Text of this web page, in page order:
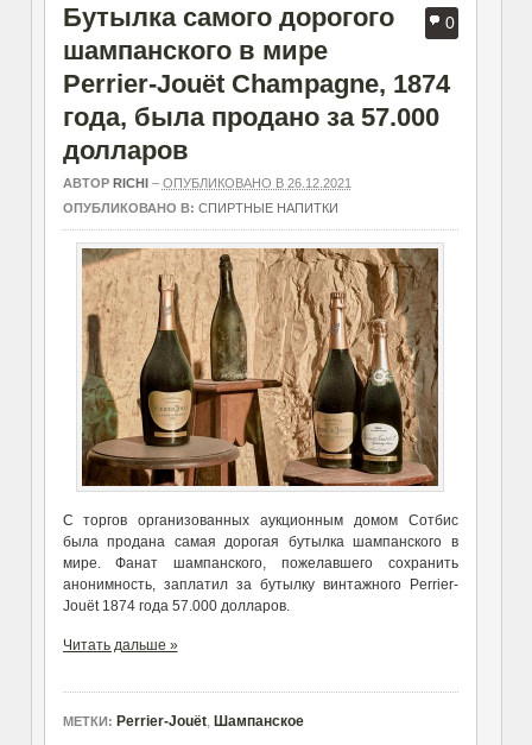
0
Бутылка самого дорогого
шампанского в мире
Perrier-Jouët Champagne, 1874
года, была продано за 57.000
долларов
АВТОР RICHI– ОПУБЛИКОВАНО В 26.12.2021
ОПУБЛИКОВАНО В: СПИРТНЫЕ НАПИТКИ
С торгов организованных аукционным домом Сотбис
была продана самая дорогая бутылка шампанского в
мире. Фанат шампанского, пожелавшего сохранить
анонимность, заплатил за бутылку винтажного Perrier-
Jouët 1874 года 57.000 долларов.
Читать дальше »
МЕТКИ: Perrier-Jouët, Шампанское